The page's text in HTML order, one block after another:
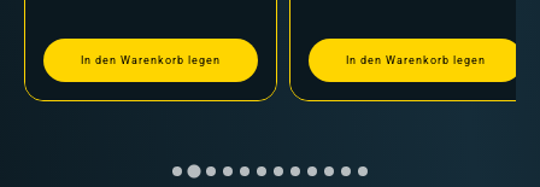
In den Warenkorb legen In den Warenkorb legen